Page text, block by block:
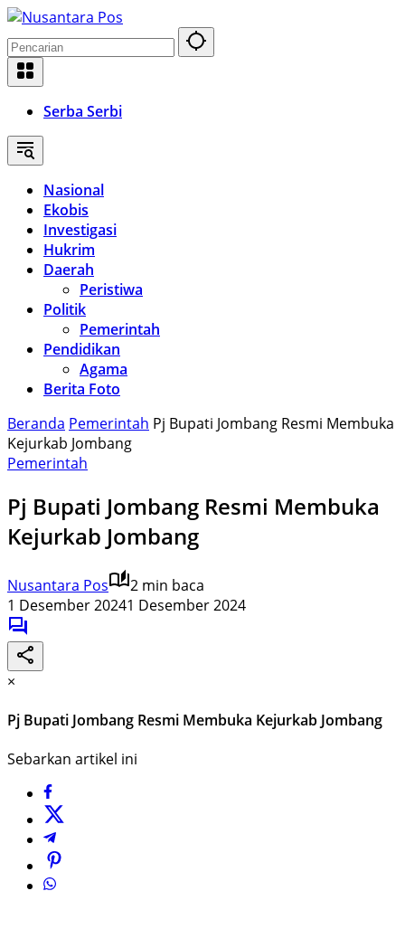
Langsung
ke
konten
Serba Serbi
Nasional
Ekobis
Investigasi
Hukrim
Daerah
Peristiwa
Politik
Pemerintah
Pendidikan
Agama
Berita Foto
Beranda Pemerintah Pj Bupati Jombang Resmi Membuka
Kejurkab Jombang
Pemerintah
Pj Bupati Jombang Resmi Membuka
Kejurkab Jombang
Nusantara Pos
2 min baca
1 Desember 20241 Desember 2024
×
Pj Bupati Jombang Resmi Membuka Kejurkab Jombang
Sebarkan artikel ini